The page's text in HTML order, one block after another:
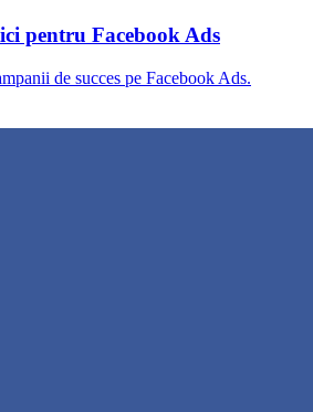
pentru Facebook Ads
de succes pe Facebook Ads.